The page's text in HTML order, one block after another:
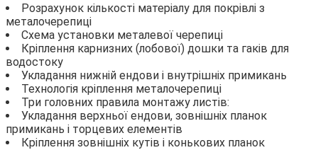
Розрахунок кількості матеріалу для покрівлі з
металочерепиці
Схема установки металевої черепиці
Кріплення карнизних (лобової) дошки та гаків для
водостоку
Укладання нижній ендови і внутрішніх примикань
Технологія кріплення металочерепиці
Три головних правила монтажу листів:
Укладання верхньої ендови, зовнішніх планок
примикань і торцевих елементів
Кріплення зовнішніх кутів і конькових планок